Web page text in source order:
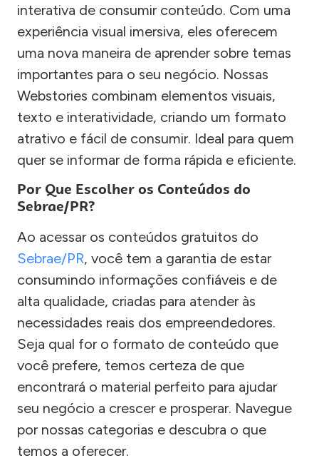
interativa de consumir conteúdo. Com uma
experiência visual imersiva, eles oferecem
uma nova maneira de aprender sobre temas
importantes para o seu negócio. Nossas
Webstories combinam elementos visuais,
texto e interatividade, criando um formato
atrativo e fácil de consumir. Ideal para quem
quer se informar de forma rápida e eficiente.
Por Que Escolher os Conteúdos do
Sebrae/PR?
Ao acessar os conteúdos gratuitos do
Sebrae/PR, você tem a garantia de estar
consumindo informações confiáveis e de
alta qualidade, criadas para atender às
necessidades reais dos empreendedores.
Seja qual for o formato de conteúdo que
você prefere, temos certeza de que
encontrará o material perfeito para ajudar
seu negócio a crescer e prosperar. Navegue
por nossas categorias e descubra o que
temos a oferecer.